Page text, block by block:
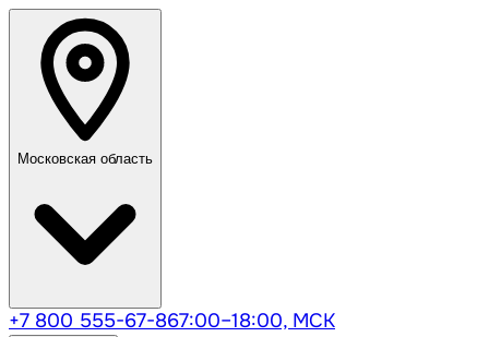
Московская область
+7 800 555-67-867:00–18:00, МСК